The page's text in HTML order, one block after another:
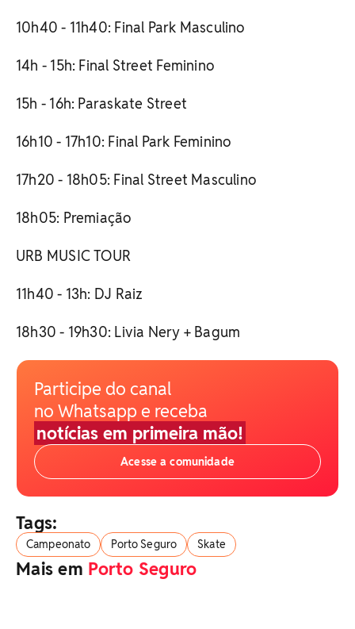
10h40 - 11h40: Final Park Masculino
14h - 15h: Final Street Feminino
15h - 16h: Paraskate Street
16h10 - 17h10: Final Park Feminino
17h20 - 18h05: Final Street Masculino
18h05: Premiação
URB MUSIC TOUR
11h40 - 13h: DJ Raiz
18h30 - 19h30: Livia Nery + Bagum
Participe do canal
no Whatsapp e receba
notícias em primeira mão!
Acesse a comunidade
Tags:
Campeonato Porto Seguro Skate
Mais em Porto Seguro